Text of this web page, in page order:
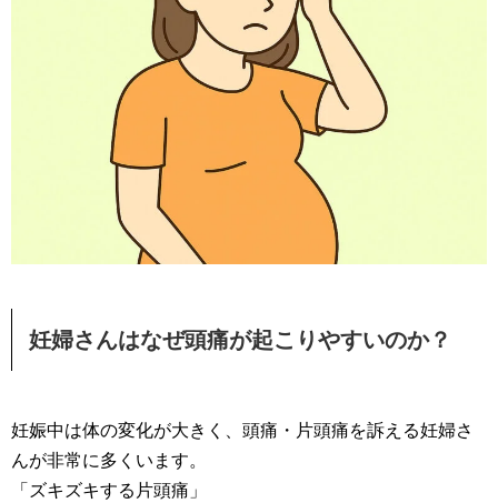
妊婦さんはなぜ頭痛が起こりやすいのか？
妊娠中は体の変化が大きく、頭痛・片頭痛を訴える妊婦さ
んが非常に多くいます。
「ズキズキする片頭痛」